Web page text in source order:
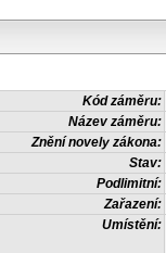
Kód záměru:
Název záměru:
Znění novely zákona:
Stav:
Podlimitní:
Zařazení:
Umístění: